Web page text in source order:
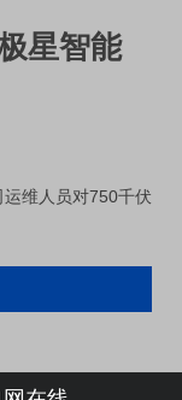
星智能
维人员对750千伏